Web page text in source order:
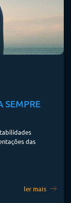
SEMPRE
das
ler mais